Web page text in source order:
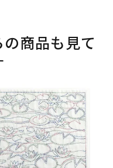
商品も見て